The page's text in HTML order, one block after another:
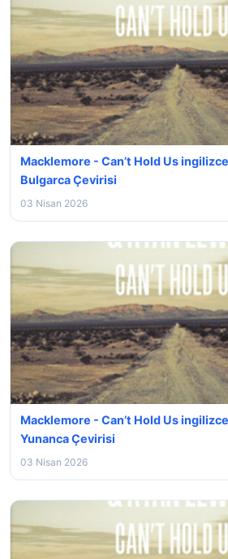
Macklemore - Can’t Hold Us
Bulgarca Çevirisi
03 Nisan 2026
Macklemore - Can’t Hold Us
Yunanca Çevirisi
03 Nisan 2026